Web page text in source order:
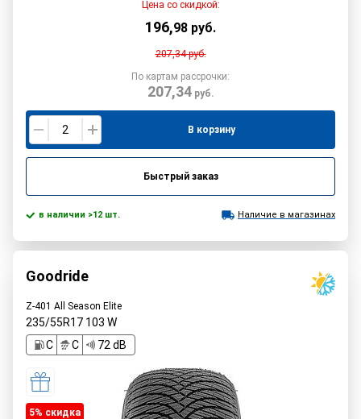
Цена со скидкой:
196,98 руб.
207,34руб.
По картам рассрочки:
207,34руб.
В корзину
Быстрый заказ
в наличии >12 шт. Наличие в магазинах
Goodride
Z-401 All Season Elite
235/55R17 103 W
C
C 72 dB
5% cкидка